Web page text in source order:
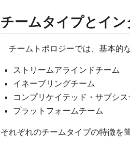
チームタイプとイ
チームトポロジーでは、基本的
ストリームアラインドチーム
イネーブリングチーム
コンプリケイテッド・サブシ
プラットフォームチーム
それぞれのチームタイプの特徴を